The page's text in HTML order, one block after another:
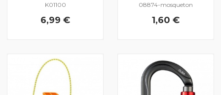
K01100
6,99 €
08874-mosqueton
1,60 €